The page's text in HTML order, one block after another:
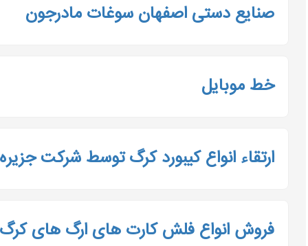
صنایع دستی اصفهان سوغات مادرجون
خط موبایل
ارتقاء انواع کیبورد کرگ توسط شرکت جزیره
فروش انواع فلش کارت های ارگ های کرگ KORG